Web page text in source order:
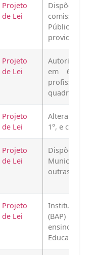
Projeto
de Lei
Dispõe
comissão
Públicas
providências.
Projeto
de Lei
Autoriza o
em 6,5%
Projeto
de Lei
Altera a
1°, e caput
Projeto
de Lei
Dispõe
Município
outras
Projeto
de Lei
Institui o
(BAP)
ensino
Educação de